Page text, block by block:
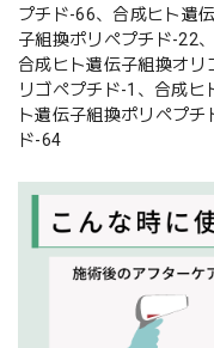
プチド-66、合成ヒト遺
子組換ポリペプチド-22
合成ヒト遺伝子組換オ
リゴペプチド-1、合成ヒ
ト遺伝子組換ポリペプ
ド-64